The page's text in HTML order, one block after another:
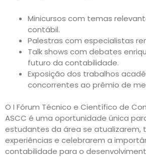
Minicursos com temas
contábil.
Palestras com especialistas
Talk shows com debates
futuro da contabilidade.
Exposição dos trabalhos
concorrentes ao prêmio de
O I Fórum Técnico e Científico de
ASCC é uma oportunidade única
estudantes da área se atualizarem,
experiências e celebrarem a
contabilidade para o